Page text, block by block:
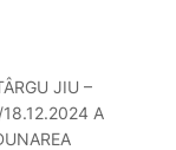
JIU –
A